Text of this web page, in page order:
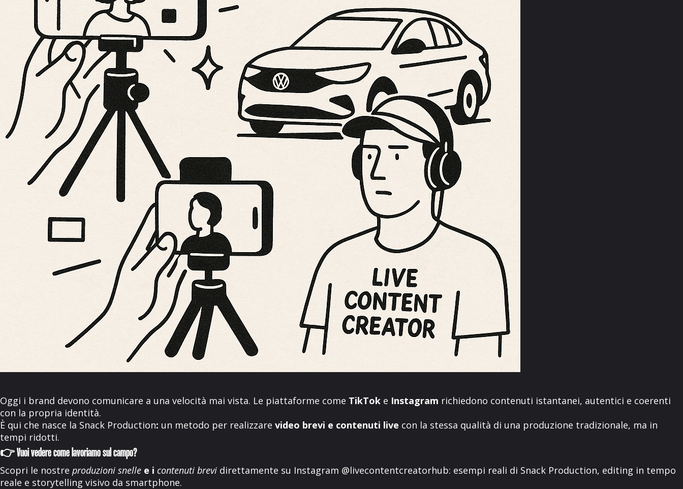
Oggi i brand devono comunicare a una velocità mai vista. Le piattaforme come TikTok e Instagram richiedono contenuti istantanei, autentici e coerenti
con la propria identità.
È qui che nasce la Snack Production: un metodo per realizzare video brevi e contenuti live con la stessa qualità di una produzione tradizionale, ma in
tempi ridotti.
👉 Vuoi vedere come lavoriamo sul campo?
Scopri le nostre produzioni snelle e i contenuti brevi direttamente su Instagram @livecontentcreatorhub: esempi reali di Snack Production, editing in tempo
reale e storytelling visivo da smartphone.